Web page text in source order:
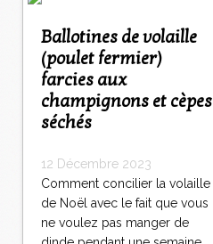
Ballotines de volaille
(poulet fermier)
farcies aux
champignons et cèpes
séchés
12 Décembre 2023
Comment concilier la volaille
de Noël avec le fait que vous
ne voulez pas manger de